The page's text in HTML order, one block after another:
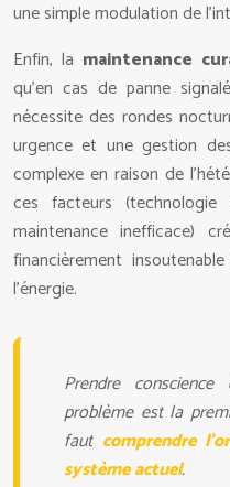
une simple modulation de
Enfin, la maintenance
qu’en cas de panne
nécessite des rondes
urgence et une gestion
complexe en raison de
ces facteurs
maintenance inefficace)
financièrement
l’énergie.
Prendre
problème est la
faut comprendre
système actuel.